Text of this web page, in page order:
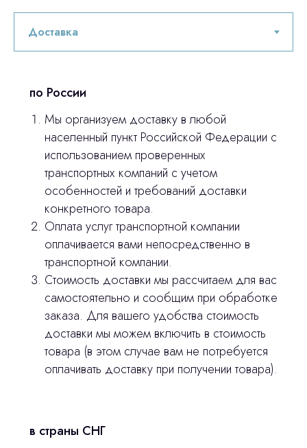
по России
Мы организуем доставку в любой
населенный пункт Российской Федерации с
использованием проверенных
транспортных компаний с учетом
особенностей и требований доставки
конкретного товара.
Оплата услуг транспортной компании
оплачивается вами непосредственно в
транспортной компании.
Стоимость доставки мы рассчитаем для вас
самостоятельно и сообщим при обработке
заказа. Для вашего удобства стоимость
доставки мы можем включить в стоимость
товара (в этом случае вам не потребуется
оплачивать доставку при получении товара).
в страны СНГ
Остались вопросы
Главная
Продукция
Лицензирование
Изготовление хирургических шаблонов
Оплата и доставка
Политика конфиденциальности
Контакты
stasicus